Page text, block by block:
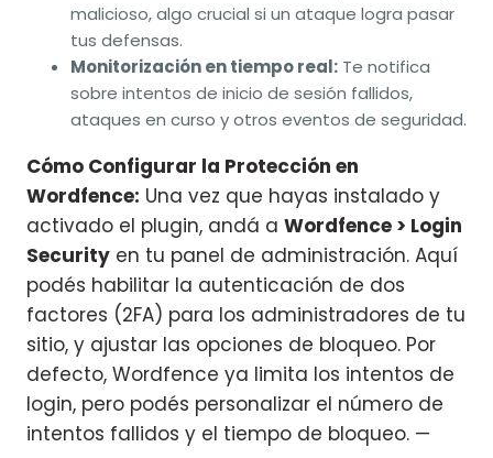
malicioso, algo crucial si un ataque logra pasar
tus defensas.
Monitorización en tiempo real: Te notifica
sobre intentos de inicio de sesión fallidos,
ataques en curso y otros eventos de seguridad.
Cómo Configurar la Protección en
Wordfence: Una vez que hayas instalado y
activado el plugin, andá a Wordfence > Login
Security en tu panel de administración. Aquí
podés habilitar la autenticación de dos
factores (2FA) para los administradores de tu
sitio, y ajustar las opciones de bloqueo. Por
defecto, Wordfence ya limita los intentos de
login, pero podés personalizar el número de
intentos fallidos y el tiempo de bloqueo. —